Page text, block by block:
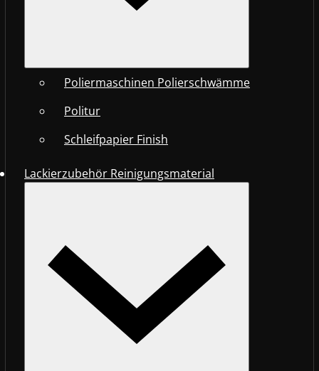
Poliermaschinen Polierschwämme
Politur
Schleifpapier Finish
Lackierzubehör Reinigungsmaterial